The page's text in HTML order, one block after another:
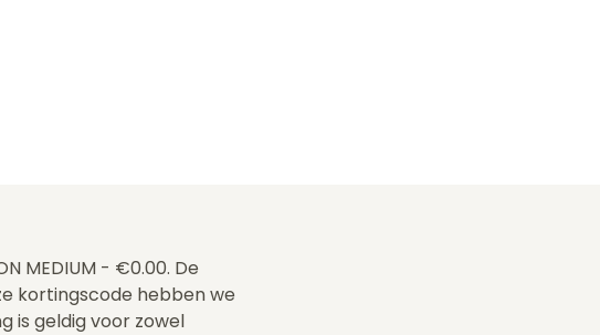
MEDIUM - €0.00. De
kortingscode hebben we
is geldig voor zowel